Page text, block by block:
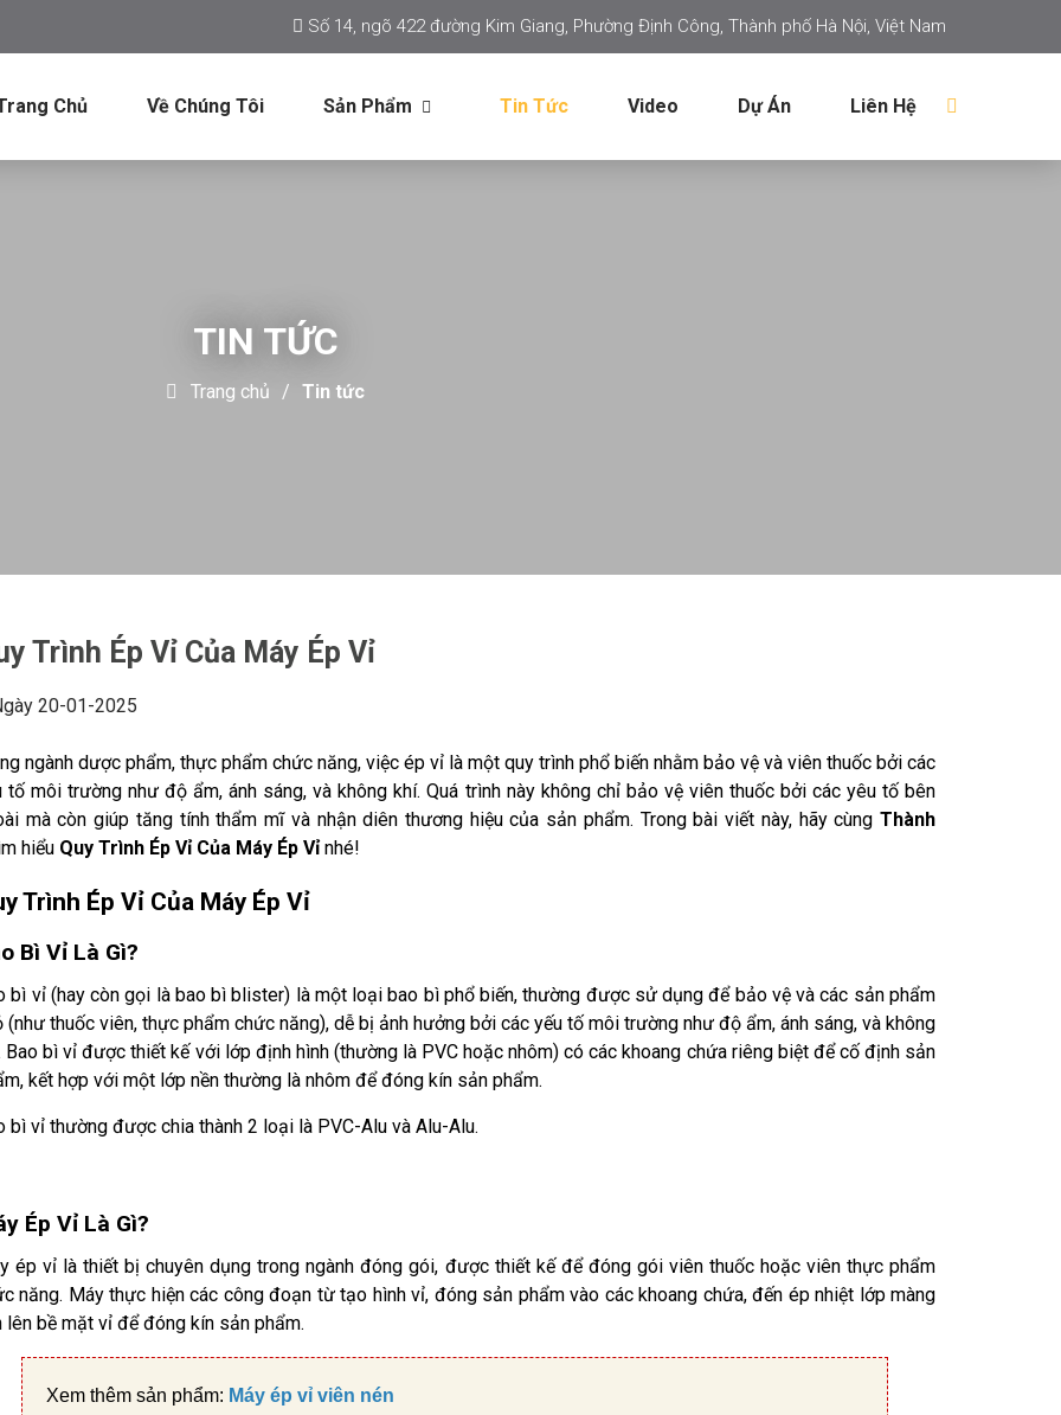
Số 14, ngõ 422 đường Kim Giang, Phường Định Công, Thành phố Hà Nội, Việt Nam
Chủ Về Chúng Tôi Sản Phẩm Tin Tức Video Dự Án Liên Hệ
TIN TỨC
Trang chủ Tin tức
Trình Ép Vỉ Của Máy Ép Vỉ
20-01-2025
ngành dược phẩm, thực phẩm chức năng, việc ép vỉ là một quy trình phổ biến nhằm bảo vệ và viên thuốc bởi các
tố môi trường như độ ẩm, ánh sáng, và không khí. Quá trình này không chỉ bảo vệ viên thuốc bởi các yêu tố bên
mà còn giúp tăng tính thẩm mĩ và nhận diên thương hiệu của sản phẩm. Trong bài viết này, hãy cùng Thành
hiểu Quy Trình Ép Vỉ Của Máy Ép Vỉnhé!
Trình Ép Vỉ Của Máy Ép Vỉ
Bì Vỉ Là Gì?
bì vỉ (hay còn gọi là bao bì blister) là một loại bao bì phổ biến, thường được sử dụng để bảo vệ và các sản phẩm
(như thuốc viên, thực phẩm chức năng), dễ bị ảnh hưởng bởi các yếu tố môi trường như độ ẩm, ánh sáng, và không
Bao bì vỉ được thiết kế với lớp định hình (thường là PVC hoặc nhôm) có các khoang chứa riêng biệt để cố định sản
kết hợp với một lớp nền thường là nhôm để đóng kín sản phẩm.
bì vỉ thường được chia thành 2 loại là PVC-Alu và Alu-Alu.
Ép Vỉ Là Gì?
ép vỉ là thiết bị chuyên dụng trong ngành đóng gói, được thiết kế để đóng gói viên thuốc hoặc viên thực phẩm
năng. Máy thực hiện các công đoạn từ tạo hình vỉ, đóng sản phẩm vào các khoang chứa, đến ép nhiệt lớp màng
lên bề mặt vỉ để đóng kín sản phẩm.
Xem thêm sản phẩm: Máy ép vỉ viên nén